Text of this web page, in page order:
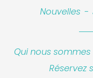
Nouvelles -
Qui nous sommes
Réservez